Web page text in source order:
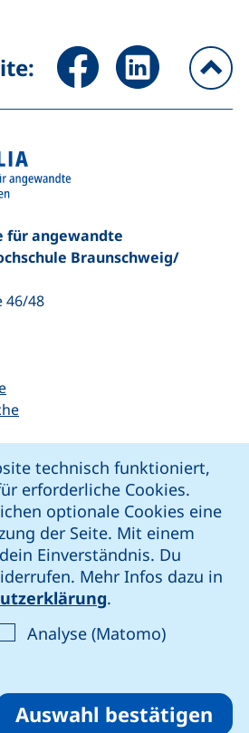
technisch funktioniert,
erforderliche Cookies.
optionale Cookies eine
der Seite. Mit einem
Einverständnis. Du
Mehr Infos dazu in
.
Cookies akzeptieren
Analyse (Matomo)Analyse-
von Drittanbieter
Auswahl bestätigen
Seite über Facebook teilen
Seite über
für angewandte
Braunschweig/​
46/48
Link, öffnet neues Fenster)
einen Telefonanruf, wenn Ihr
(öffnet Ihr E-Mail-Programm)
(externer Link, öffnet neues
Seite (externer Link, öffnet
Instagram-Seite (externer Link,
unsere YouTube-Seite (externer